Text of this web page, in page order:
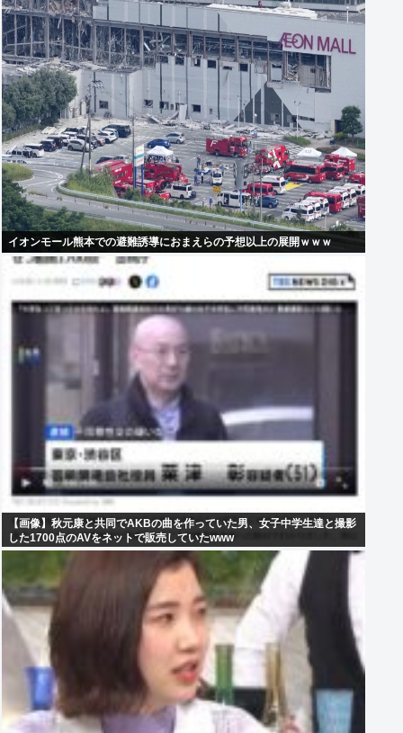
イオンモール熊本での避難誘導におまえらの予想以上の展開ｗｗｗ
【画像】秋元康と共同でAKBの曲を作っていた男、女子中学生達と撮影
した1700点のAVをネットで販売していたwww